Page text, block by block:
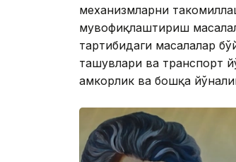
механизмларни
мувофиқлаштириш
тартибидаги масалалар
ташувлари ва транспорт
ҳамкорлик ва бошқа